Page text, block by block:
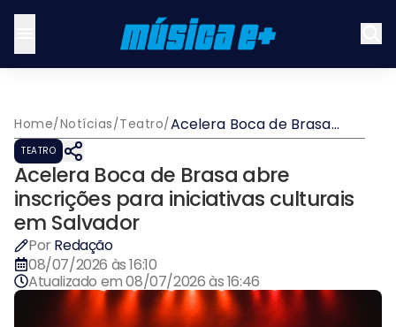
Home/Notícias/Teatro/Acelera Boca de Brasa
abre inscrições para
Salvador
TEATRO
Acelera Boca de Brasa abre
inscrições para iniciativas culturais
em Salvador
Por Redação
08/07/2026 às 16:10
Atualizado em08/07/2026 às 16:46